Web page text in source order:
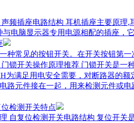
频插座电路结构 耳机插座主要原理
电脑显示器专用电源相配的插座，
种常见的按钮开关。在开关按钮第
锁开关操作原理推荐 门锁开关是一
为满足用电安全需要，对断路器的
路元件接在一起，用来检测元件或
检测开关特点
自复位检测开关电路结构 复位开